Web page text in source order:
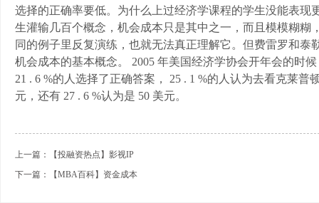
选择的正确率要低。为什么上过经济学课程的学生没能表
生灌输几百个概念，机会成本只是其中之一，而且模模糊
同的例子里反复演练，也就无法真正理解它。但费雷罗和
机会成本的基本概念。 2005 年美国经济学协会开年会的时
21 . 6 %的人选择了正确答案， 25 . 1 %的人认为去看克莱普
元，还有 27 . 6 %认为是 50 美元。
上一篇：【投融资热点】影视IP
下一篇：【MBA百科】资金成本